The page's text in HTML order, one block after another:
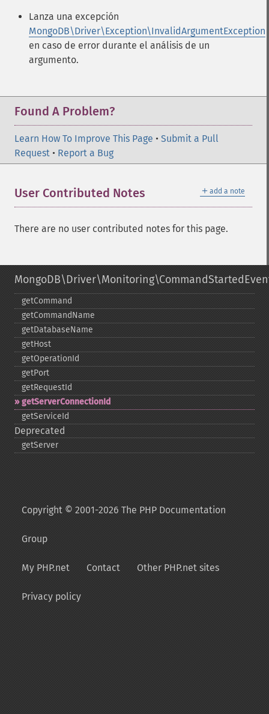
Lanza una excepción
MongoDB\Driver\Exception\InvalidArgumentException
en caso de error durante el análisis de un
argumento.
Found A Problem?
Learn How To Improve This Page • Submit a Pull
Request • Report a Bug
＋ add a note
User Contributed Notes
There are no user contributed notes for this page.
getCommand
getCommandName
getDatabaseName
getHost
getOperationId
getPort
getRequestId
getServerConnectionId
getServiceId
Deprecated
getServer
Copyright © 2001-2026 The PHP Documentation
Group
My PHP.net Contact Other PHP.net sites
Privacy policy